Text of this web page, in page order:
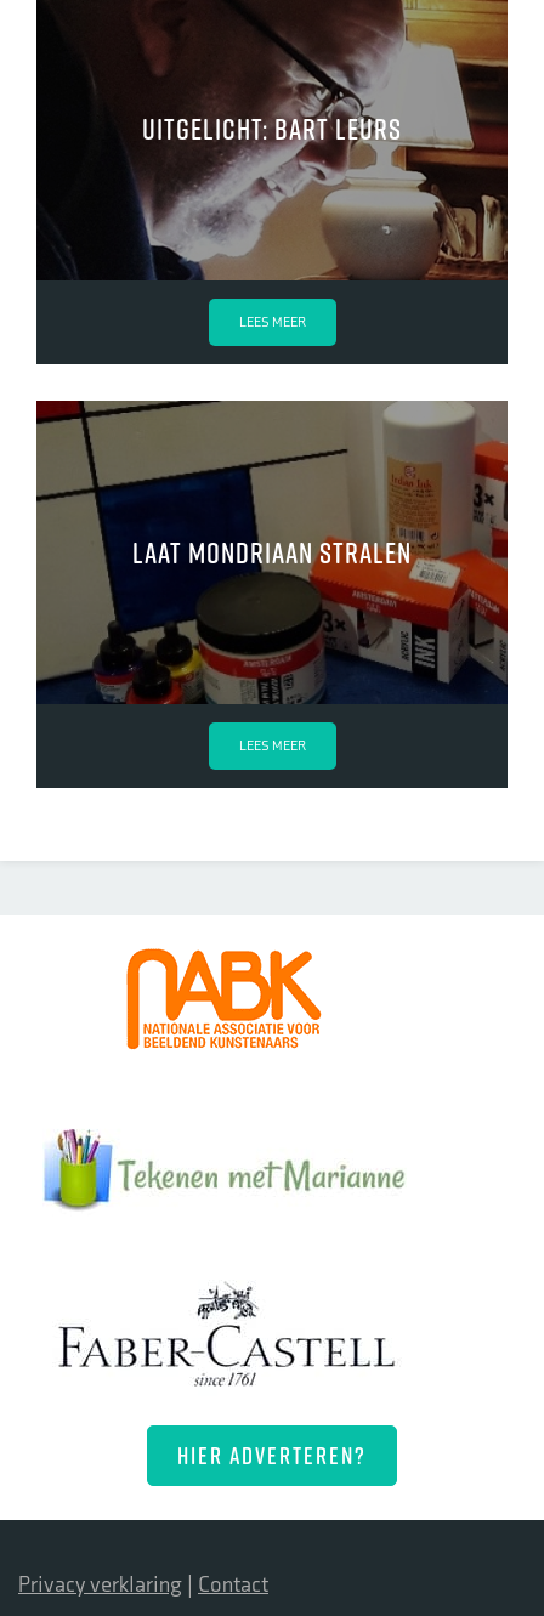
uitgelicht: bart leurs
LEES MEER
laat mondriaan stralen
LEES MEER
HIER ADVERTEREN?
Privacy verklaring Contact